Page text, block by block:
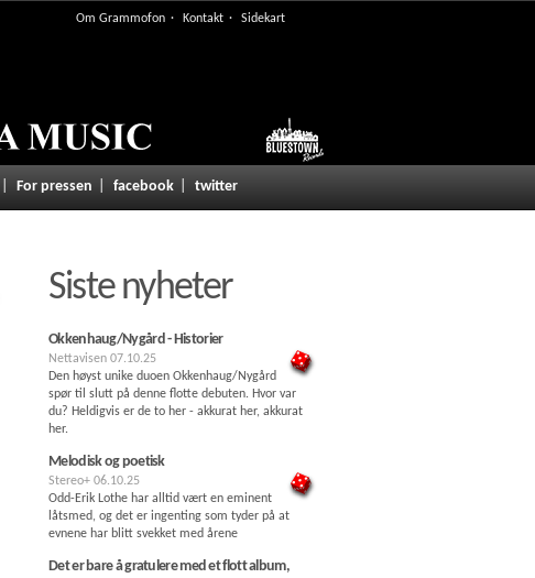
Om Grammofon Kontakt Sidekart
For pressen facebook twitter
Siste nyheter
Okkenhaug/Nygård - Historier
Nettavisen 07.10.25
Den høyst unike duoen Okkenhaug/Nygård
spør til slutt på denne flotte debuten. Hvor var
du? Heldigvis er de to her - akkurat her, akkurat
her.
Melodisk og poetisk
Stereo+ 06.10.25
Odd-Erik Lothe har alltid vært en eminent
låtsmed, og det er ingenting som tyder på at
evnene har blitt svekket med årene
Det er bare å gratulere med et flott album,